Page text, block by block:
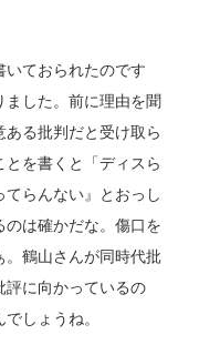
ておられたのです
した。前に理由を聞
る批判だと受け取ら
を書くと「ディスら
らんない』とおっし
は確かだな。傷口を
鶴山さんが同時代批
に向かっているの
しょうね。